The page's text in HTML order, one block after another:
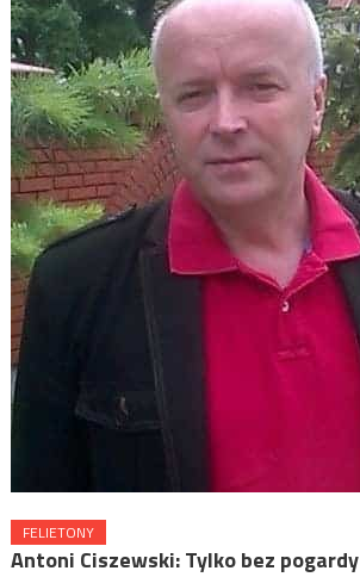
FELIETONY
Antoni Ciszewski: Tylko bez pogardy